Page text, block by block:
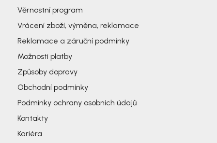
Věrnostní program
Vrácení zboží, výměna, reklamace
Reklamace a záruční podmínky
Možnosti platby
Způsoby dopravy
Obchodní podmínky
Podmínky ochrany osobních údajů
Kontakty
Kariéra